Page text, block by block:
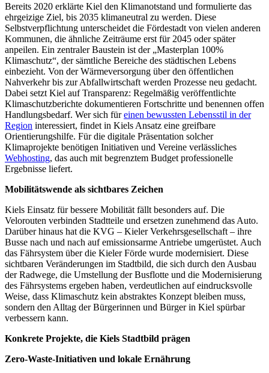
Bereits 2020 erklärte Kiel den Klimanotstand und formulierte das
ehrgeizige Ziel, bis 2035 klimaneutral zu werden. Diese
Selbstverpflichtung unterscheidet die Fördestadt von vielen anderen
Kommunen, die ähnliche Zeiträume erst für 2045 oder später
anpeilen. Ein zentraler Baustein ist der „Masterplan 100%
Klimaschutz“, der sämtliche Bereiche des städtischen Lebens
einbezieht. Von der Wärmeversorgung über den öffentlichen
Nahverkehr bis zur Abfallwirtschaft werden Prozesse neu gedacht.
Dabei setzt Kiel auf Transparenz: Regelmäßig veröffentlichte
Klimaschutzberichte dokumentieren Fortschritte und benennen offen
Handlungsbedarf. Wer sich füreinen bewussten Lebensstil in der
Region interessiert, findet in Kiels Ansatz eine greifbare
Orientierungshilfe. Für die digitale Präsentation solcher
Klimaprojekte benötigen Initiativen und Vereine verlässliches
Webhosting, das auch mit begrenztem Budget professionelle
Ergebnisse liefert.
Mobilitätswende als sichtbares Zeichen
Kiels Einsatz für bessere Mobilität fällt besonders auf. Die
Velorouten verbinden Stadtteile und ersetzen zunehmend das Auto.
Darüber hinaus hat die KVG – Kieler Verkehrsgesellschaft – ihre
Busse nach und nach auf emissionsarme Antriebe umgerüstet. Auch
das Fährsystem über die Kieler Förde wurde modernisiert. Diese
sichtbaren Veränderungen im Stadtbild, die sich durch den Ausbau
der Radwege, die Umstellung der Busflotte und die Modernisierung
des Fährsystems ergeben haben, verdeutlichen auf eindrucksvolle
Weise, dass Klimaschutz kein abstraktes Konzept bleiben muss,
sondern den Alltag der Bürgerinnen und Bürger in Kiel spürbar
verbessern kann.
Konkrete Projekte, die Kiels Stadtbild prägen
Zero-Waste-Initiativen und lokale Ernährung